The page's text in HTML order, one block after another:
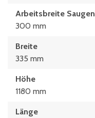
Arbeitsbreite Saugen
300 mm
Breite
335 mm
Höhe
1180 mm
Länge